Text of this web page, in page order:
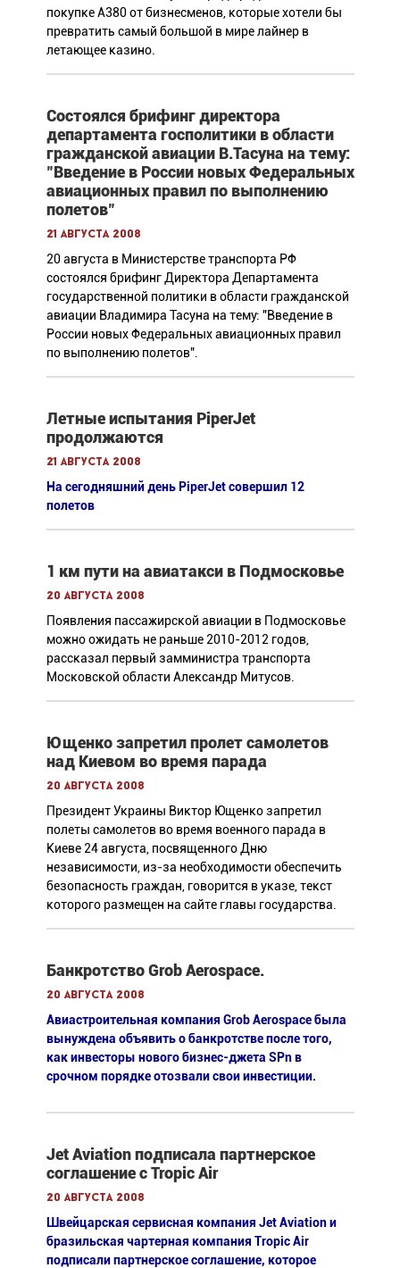
покупке А380 от бизнесменов, которые хотели бы
превратить самый большой в мире лайнер в
летающее казино.
Состоялся брифинг директора
департамента госполитики в области
гражданской авиации В.Тасуна на тему:
"Введение в России новых Федеральных
авиационных правил по выполнению
полетов"
21 августа 2008
20 августа в Министерстве транспорта РФ
состоялся брифинг Директора Департамента
государственной политики в области гражданской
авиации Владимира Тасуна на тему: "Введение в
России новых Федеральных авиационных правил
по выполнению полетов".
Летные испытания PiperJet
продолжаются
21 августа 2008
На сегодняшний день PiperJet совершил 12
полетов
1 км пути на авиатакси в Подмосковье
20 августа 2008
Появления пассажирской авиации в Подмосковье
можно ожидать не раньше 2010-2012 годов,
рассказал первый замминистра транспорта
Московской области Александр Митусов.
Ющенко запретил пролет самолетов
над Киевом во время парада
20 августа 2008
Президент Украины Виктор Ющенко запретил
полеты самолетов во время военного парада в
Киеве 24 августа, посвященного Дню
независимости, из-за необходимости обеспечить
безопасность граждан, говорится в указе, текст
которого размещен на сайте главы государства.
Банкротство Grob Aerospace.
20 августа 2008
Авиастроительная компания Grob Aerospace была
вынуждена объявить о банкротстве после того,
как инвесторы нового бизнес-джета SPn в
срочном порядке отозвали свои инвестиции.
Jet Aviation подписала партнерское
соглашение с Tropic Air
20 августа 2008
Швейцарская сервисная компания Jet Aviation и
бразильская чартерная компания Tropic Air
подписали партнерское соглашение, которое